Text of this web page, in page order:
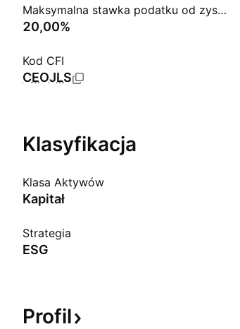
Maksymalna stawka podatku od zysków kapitałowych LT
20,00%
Kod CFI
CEOJLS
Klasyfikacja
Klasa Aktywów
Kapitał
Strategia
ESG
Profil